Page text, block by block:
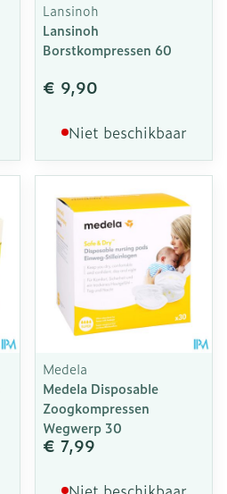
Lansinoh
Lansinoh
Borstkompressen 60
€ 9,90
Niet beschikbaar
Medela
Medela Disposable
Zoogkompressen
Wegwerp 30
€ 7,99